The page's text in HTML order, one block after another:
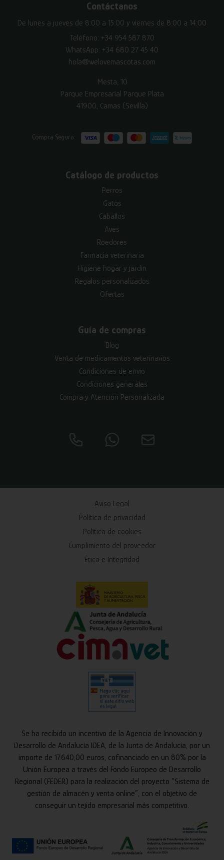
Contáctanos
De lunes a jueves de 8:00 a 15:00 y viernes de 8:00 a 14:00
Teléfono: +34 954 587 870
WhatsApp: +34 680 27 45 40
hola@welovemascotas.com
Mesta, 10
Parque Empresarial Parque Plata
41900, Camas (Sevilla)
Compra Segura:
Catálogo de productos
Perros
Gatos
Caballos
Aves
Roedores
Farmacia veterinaria
Higiene hogar y jardín
Regalos personalizados
Ofertas
Guía de compras
Blog
Venta de medicamentos veterinarios
Condiciones de envío
Condiciones generales
Compra y Atención Personalizada
Aviso Legal
Política de privacidad
Política de cookies
Cumplimiento del proveedor
Ética e Integridad
Se ha recibido un incentivo de la Agencia de Innovación y
Desarrollo de Andalucía IDEA, de la Junta de Andalucía, por un
importe de 17.640,00 euros, cofinanciado en un 80% por la
Unión Europea a través del Fondo Europeo de Desarrollo
Regional (FEDER) para la realización del proyecto “Sistema de
gestión de almacén y venta online”, con el objetivo de
conseguir un tejido empresarial más competitivo.